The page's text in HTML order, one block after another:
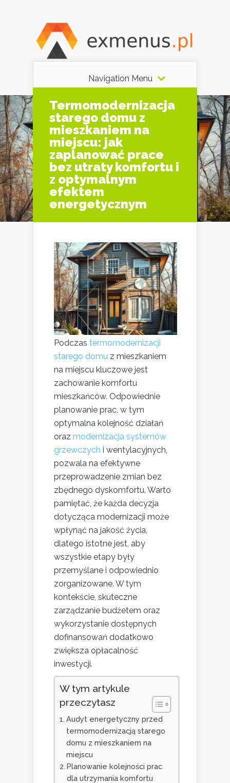
Navigation Menu
Termomodernizacja
starego domu z
mieszkaniem na
miejscu: jak
zaplanować prace
bez utraty komfortu i
z optymalnym
efektem
energetycznym
Podczas termomodernizacji
starego domu z mieszkaniem
na miejscu kluczowe jest
zachowanie komfortu
mieszkańców. Odpowiednie
planowanie prac, w tym
optymalna kolejność działań
oraz modernizacja systemów
grzewczych i wentylacyjnych,
pozwala na efektywne
przeprowadzenie zmian bez
zbędnego dyskomfortu. Warto
pamiętać, że każda decyzja
dotycząca modernizacji może
wpłynąć na jakość życia,
dlatego istotne jest, aby
wszystkie etapy były
przemyślane i odpowiednio
zorganizowane. W tym
kontekście, skuteczne
zarządzanie budżetem oraz
wykorzystanie dostępnych
dofinansowań dodatkowo
zwiększa opłacalność
inwestycji.
W tym artykule
przeczytasz
Audyt energetyczny przed
termomodernizacją starego
domu z mieszkaniem na
miejscu
Planowanie kolejności prac
dla utrzymania komfortu